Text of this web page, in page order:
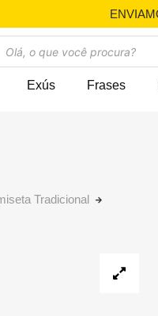
Exús Frases
Tradicional